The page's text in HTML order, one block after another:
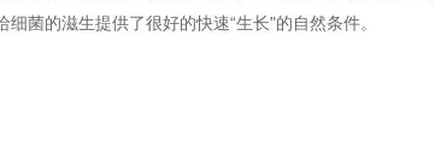
菌的滋生提供了很好的快速“生长"的自然条件。